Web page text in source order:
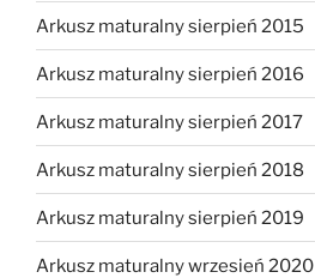
Arkusz maturalny sierpień 2015
Arkusz maturalny sierpień 2016
Arkusz maturalny sierpień 2017
Arkusz maturalny sierpień 2018
Arkusz maturalny sierpień 2019
Arkusz maturalny wrzesień 2020